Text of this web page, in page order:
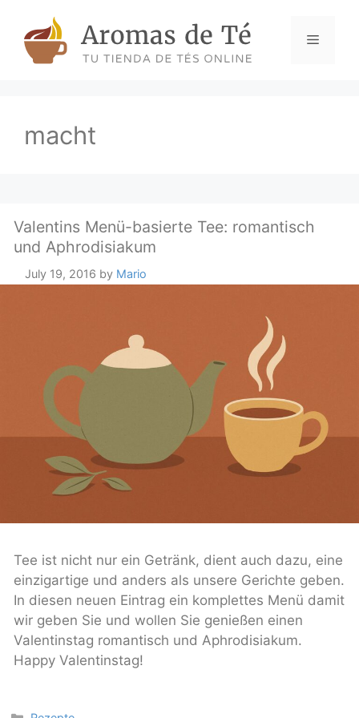
content
Menu
macht
Valentins Menü-basierte Tee: romantisch
und Aphrodisiakum
July 19, 2016 by Mario
Tee ist nicht nur ein Getränk, dient auch dazu, eine
einzigartige und anders als unsere Gerichte geben.
In diesen neuen Eintrag ein komplettes Menü damit
wir geben Sie und wollen Sie genießen einen
Valentinstag romantisch und Aphrodisiakum.
Happy Valentinstag!